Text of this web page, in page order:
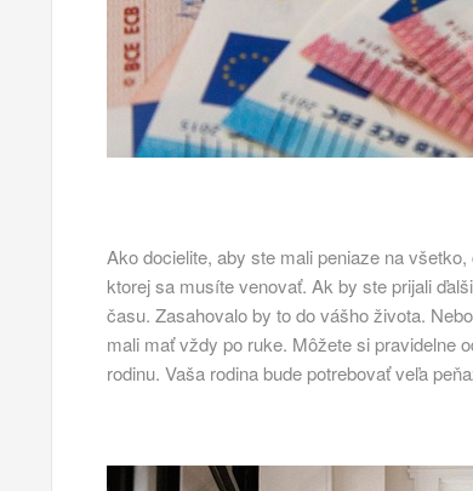
Ako docielite, aby ste mali peniaze na
ktorej sa musíte venovať. Ak by ste prijali
času. Zasahovalo by to do vášho života.
mali mať vždy po ruke. Môžete si pravidelne
rodinu. Vaša rodina bude potrebovať veľa